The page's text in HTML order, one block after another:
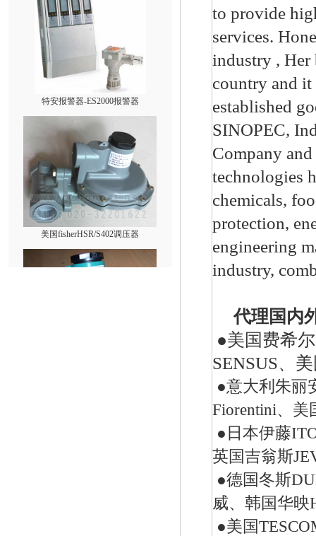
特安报警器-ES2000报警器
美国fisherHSR/S402调压器
to provide
services.
industry , Her
country and it
established
SINOPEC,
Company
technologies
chemicals,
protection,
engineering
industry,
代理国内
●美国费希
SENSUS、
●意大利朱丽
Fiorentini、美
●日本伊藤
英国吉翁斯
●德国冬斯
威、韩国华映
●美国